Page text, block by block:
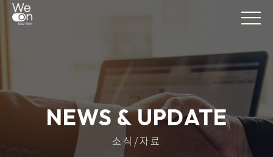
NEWS & UPDATE
소식/자료